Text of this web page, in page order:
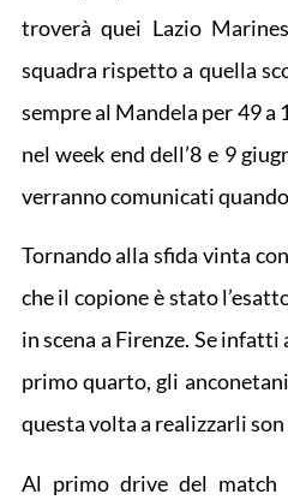
troverà quei Lazio
squadra rispetto a quella
sempre al Mandela per 49 a
nel week end dell’8 e 9
verranno comunicati
Tornando alla sfida vinta
che il copione è stato
in scena a Firenze. Se
primo quarto, gli
questa volta a realizzarli
Al primo drive del match